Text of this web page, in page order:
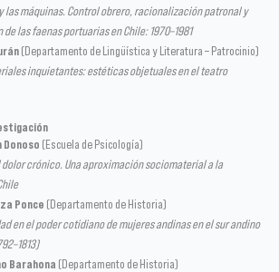
las máquinas. Control obrero, racionalización patronal y
las faenas portuarias en Chile: 1970–1981
(Departamento de Lingüística y Literatura – Patrocinio)
inquietantes: estéticas objetuales en el teatro
Donoso (Escuela de Psicología)
dolor crónico. Una aproximación sociomaterial a la
Ponce (Departamento de Historia)
en el poder cotidiano de mujeres andinas en el sur andino
Barahona (Departamento de Historia)